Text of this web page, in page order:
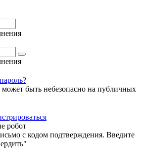
быть небезопасно на публичных
робот
с кодом подтверждения. Введите